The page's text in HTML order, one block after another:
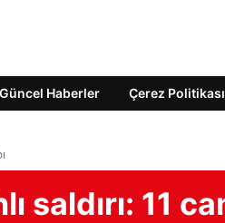
Güncel Haberler Çerez Politikası
saldırı: 11